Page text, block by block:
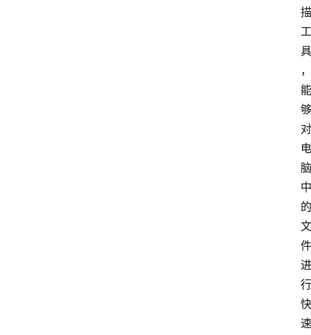
描
工
具
，
能
够
对
电
脑
中
的
文
件
进
行
快
速